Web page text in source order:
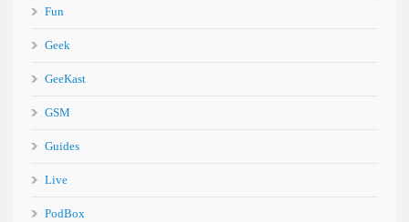
Fun
Geek
GeeKast
GSM
Guides
Live
PodBox